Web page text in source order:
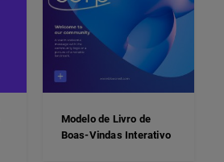
Modelo de Livro de
Boas-Vindas Interativo